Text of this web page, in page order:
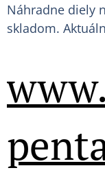
Náhradne diely
skladom.